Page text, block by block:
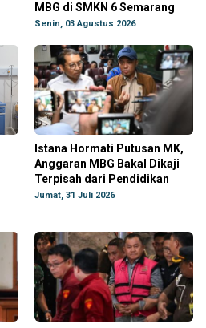
MBG di SMKN 6 Semarang
Senin, 03 Agustus 2026
Istana Hormati Putusan MK,
Anggaran MBG Bakal Dikaji
Terpisah dari Pendidikan
Jumat, 31 Juli 2026